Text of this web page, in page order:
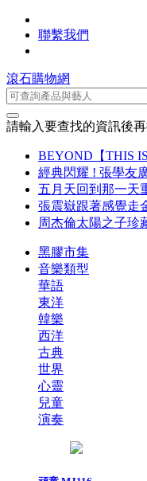
聯繫我們
滾石購物網
請輸入要查找的資訊後
BEYOND【THIS
經典閃耀 ! 張學友
五月天回到那一天
張震嶽跟著感覺走
周杰倫太陽之子珍
黑膠市集
音樂類型
華語
東洋
韓樂
西洋
古典
世界
心靈
兒童
演奏